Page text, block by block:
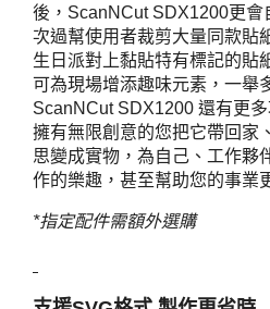
後，ScanNCut SDX1200更會
次過幫使用者裁剪大量同款貼
生日派對上黏貼特有標記的貼
可為現場增添趣味元素，一舉
ScanNCut SDX1200 還有更
擁有無限創意的您把它帶回家
思變成實物，為自己、工作夥
作的樂趣，甚至幫助您的事業
*指定配件需額外選購